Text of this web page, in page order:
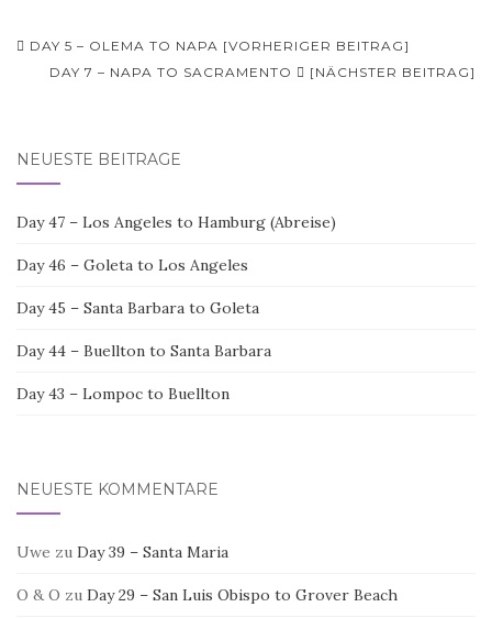
Beitragsnavigation
DAY 5 – OLEMA TO NAPA [VORHERIGER BEITRAG]
DAY 7 – NAPA TO SACRAMENTO
[NÄCHSTER BEITRAG]
NEUESTE BEITRÄGE
Day 47 – Los Angeles to Hamburg (Abreise)
Day 46 – Goleta to Los Angeles
Day 45 – Santa Barbara to Goleta
Day 44 – Buellton to Santa Barbara
Day 43 – Lompoc to Buellton
NEUESTE KOMMENTARE
Uwe zu Day 39 – Santa Maria
O & O zu Day 29 – San Luis Obispo to Grover Beach